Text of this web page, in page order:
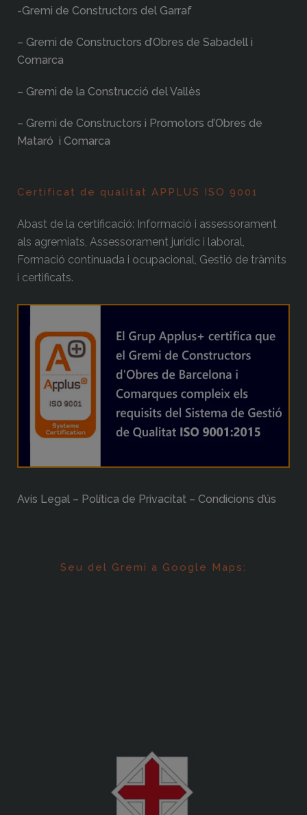
-Gremi de Constructors del Garraf
– Gremi de Constructors d’Obres de Sabadell i
Comarca
– Gremi de la Construcció del Vallès
– Gremi de Constructors i Promotors d’Obres de
Mataró i Comarca
Certificat de qualitat APPLUS ISO 9001
Abast de la certificació: Informació i assessorament
als agremiats, Assessorament jurídic i laboral,
Formació continuada i ocupacional, Gestió de tràmits
i certificats.
Avís Legal – Política de Privacitat – Condicions d’ús
Seu del Gremi a Google Maps: